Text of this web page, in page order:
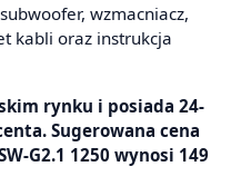
wzmacniacz,
kabli oraz instrukcja
rynku i posiada 24-
Sugerowana cena
G2.1 1250 wynosi 149